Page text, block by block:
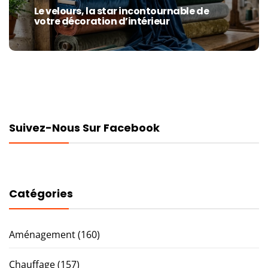
Next
post:
Le velours, la star incontournable de
votre décoration d’intérieur
Suivez-Nous Sur Facebook
Catégories
Aménagement(160)
Chauffage(157)